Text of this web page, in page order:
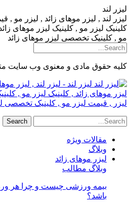
لیزر لند
لیزر لند , لیزر موهای زائد , لیزر مو ,
کلینیک لیزر مو , کلینیک لیزر موهای
مو , کلینیک تخصصی لیزر موهای زائد
کلیه حقوق مادی و معنوی وب سایت
لیزر لند - لیزر لند , لیزر
لیزر موهای زائد , کلینیک لیزر مو ,
لیزر , قیمت لیزر مو , کلینیک تخصصی
مقالات ویژه
وبلاگ
لیزر موهای زائد
وبلاگ مطالب
بیمه ورزشی چیست و چرا هر
باشد؟